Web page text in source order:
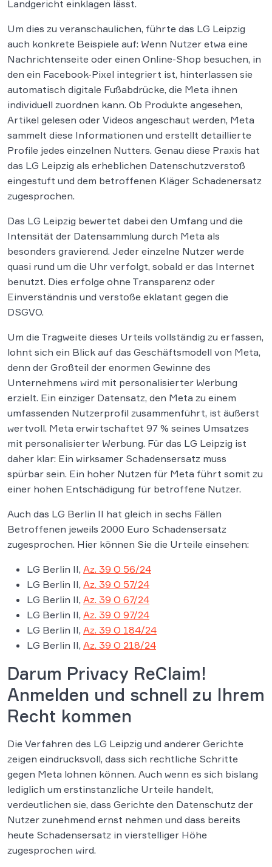
Landgericht einklagen lässt.
Um dies zu veranschaulichen, führte das LG Leipzig
auch konkrete Beispiele auf: Wenn Nutzer etwa eine
Nachrichtenseite oder einen Online-Shop besuchen, in
den ein Facebook-Pixel integriert ist, hinterlassen sie
automatisch digitale Fußabdrücke, die Meta ihnen
individuell zuordnen kann. Ob Produkte angesehen,
Artikel gelesen oder Videos angeschaut werden, Meta
sammelt diese Informationen und erstellt detaillierte
Profile jedes einzelnen Nutters. Genau diese Praxis hat
das LG Leipzig als erheblichen Datenschutzverstoß
eingestuft und dem betroffenen Kläger Schadenersatz
zugesprochen.
Das LG Leipzig bewertet dabei den Umfang und die
Intensität der Datensammlung durch Meta als
besonders gravierend. Jeder einzelne Nutzer werde
quasi rund um die Uhr verfolgt, sobald er das Internet
benutzt. Dies erfolge ohne Transparenz oder
Einverständnis und verstoße eklatant gegen die
DSGVO.
Um die Tragweite dieses Urteils vollständig zu erfassen,
lohnt sich ein Blick auf das Geschäftsmodell von Meta,
denn der Großteil der enormen Gewinne des
Unternehmens wird mit personalisierter Werbung
erzielt. Ein einziger Datensatz, den Meta zu einem
umfassenden Nutzerprofil zusammenführt, ist äußerst
wertvoll. Meta erwirtschaftet 97 % seines Umsatzes
mit personalisierter Werbung. Für das LG Leipzig ist
daher klar: Ein wirksamer Schadensersatz muss
spürbar sein. Ein hoher Nutzen für Meta führt somit zu
einer hohen Entschädigung für betroffene Nutzer.
Auch das LG Berlin II hat gleich in sechs Fällen
Betroffenen jeweils 2000 Euro Schadensersatz
zugesprochen. Hier können Sie die Urteile einsehen:
LG Berlin II, Az. 39 O 56/24
LG Berlin II, Az. 39 O 57/24
LG Berlin II, Az. 39 O 67/24
LG Berlin II, Az. 39 O 97/24
LG Berlin II, Az. 39 O 184/24
LG Berlin II, Az. 39 O 218/24
Darum Privacy ReClaim!
Anmelden und schnell zu Ihrem
Recht kommen
Die Verfahren des LG Leipzig und anderer Gerichte
zeigen eindrucksvoll, dass sich rechtliche Schritte
gegen Meta lohnen können. Auch wenn es sich bislang
lediglich um erstinstanzliche Urteile handelt,
verdeutlichen sie, dass Gerichte den Datenschutz der
Nutzer zunehmend ernst nehmen und dass bereits
heute Schadensersatz in vierstelliger Höhe
zugesprochen wird.